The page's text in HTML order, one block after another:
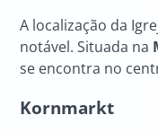
A localização da
notável. Situada na
se encontra no
Kornmarkt